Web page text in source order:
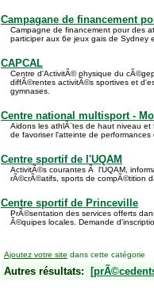
Campagane de financement
Campagne de financement pour des
participer aux 6e jeux gais de Sydney
CAPCAL
Centre d'ActivitÃ© physique du
diffÃ©rentes activitÃ©s sportives et
gymnases.
Centre national multisport -
Aidons les athlÃ¨tes de haut niveau
de favoriser l'atteinte de performances
Centre sportif de l'UQAM
ActivitÃ©s courantes Ã l'UQAM,
rÃ©crÃ©atifs, sports de compÃ©tition
Centre sportif de Princeville
PrÃ©sentation des services offerts
Ã©quipes locales. Demande
Ajoutez votre site dans cette catégorie
Autres résultats: